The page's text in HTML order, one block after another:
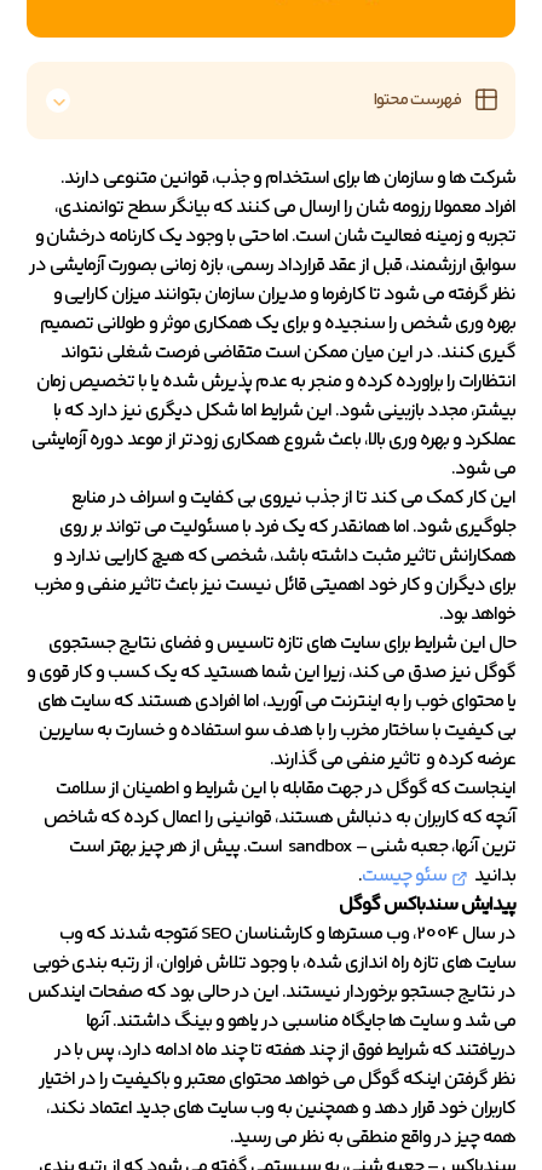
فهرست محتوا
شرکت ها و سازمان ها برای استخدام و جذب، قوانین متنوعی دارند.
افراد معمولا رزومه شان را ارسال می کنند که بیانگر سطح توانمندی،
تجربه و زمینه فعالیت شان است. اما حتی با وجود یک کارنامه درخشان و
سوابق ارزشمند، قبل از عقد قرارداد رسمی، بازه زمانی بصورت آزمایشی در
نظر گرفته می شود تا کارفرما و مدیران سازمان بتوانند میزان کارایی و
بهره وری شخص را سنجیده و برای یک همکاری موثر و طولانی تصمیم
گیری کنند. در این میان ممکن است متقاضی فرصت شغلی نتواند
انتظارات را براورده کرده و منجر به عدم پذیرش شده یا با تخصیص زمان
بیشتر، مجدد بازبینی شود. این شرایط اما شکل دیگری نیز دارد که با
عملکرد و بهره وری بالا، باعث شروع همکاری زودتر از موعد دوره آزمایشی
می شود.
این کار کمک می کند تا از جذب نیروی بی کفایت و اسراف در منابع
جلوگیری شود. اما همانقدر که یک فرد با مسئولیت می تواند بر روی
همکارانش تاثیر مثبت داشته باشد، شخصی که هیچ کارایی ندارد و
برای دیگران و کار خود اهمیتی قائل نیست نیز باعث تاثیر منفی و مخرب
خواهد بود.
حال این شرایط برای سایت های تازه تاسیس و فضای نتایج جستجوی
گوگل نیز صدق می کند، زیرا این شما هستید که یک کسب و کار قوی و
یا محتوای خوب را به اینترنت می آورید، اما افرادی هستند که سایت های
بی کیفیت با ساختار مخرب را با هدف سو استفاده و خسارت به سایرین
عرضه کرده و تاثیر منفی می گذارند.
اینجاست که گوگل در جهت مقابله با این شرایط و اطمینان از سلامت
آنچه که کاربران به دنبالش هستند، قوانینی را اعمال کرده که شاخص
ترین آنها، جعبه شنی – sandbox است. پیش از هر چیز بهتر است
بدانید
سئو چیست.
پیدایش سندباکس گوگل
در سال 2004، وب مسترها و کارشناسان SEO مَتوجه شدند که وب
سایت های تازه راه اندازی شده، با وجود تلاش فراوان، از رتبه بندی خوبی
در نتایج جستجو برخوردار نیستند. این در حالی بود که صفحات ایندکس
می شد و سایت ها جایگاه مناسبی در یاهو و بینگ داشتند. آنها
دریافتند که شرایط فوق از چند هفته تا چند ماه ادامه دارد، پس با در
نظر گرفتن اینکه گوگل می خواهد محتوای معتبر و باکیفیت را در اختیار
کاربران خود قرار دهد و همچنین به وب سایت های جدید اعتماد نکند،
همه چیز در واقع منطقی به نظر می رسید.